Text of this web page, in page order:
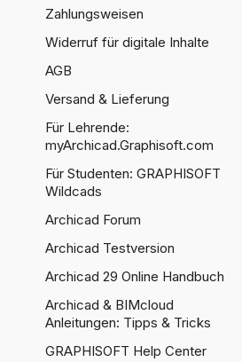
Zahlungsweisen
Widerruf für digitale Inhalte
AGB
Versand & Lieferung
Für Lehrende:
myArchicad.Graphisoft.com
Für Studenten: GRAPHISOFT
Wildcads
Archicad Forum
Archicad Testversion
Archicad 29 Online Handbuch
Archicad & BIMcloud
Anleitungen: Tipps & Tricks
GRAPHISOFT Help Center